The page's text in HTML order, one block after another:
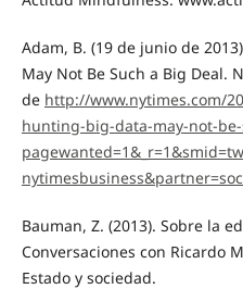
Adam, B. (19 de junio de
May Not Be Such a Big Deal.
de http://www.nytimes.com/
hunting-big-data-may-not-
Bauman, Z. (2013). Sobre la
Conversaciones con Ricardo
Estado y sociedad.